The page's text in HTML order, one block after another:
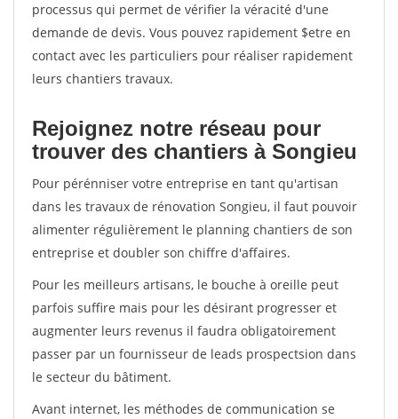
processus qui permet de vérifier la véracité d'une
demande de devis. Vous pouvez rapidement $etre en
contact avec les particuliers pour réaliser rapidement
leurs chantiers travaux.
Rejoignez notre réseau pour
trouver des chantiers à Songieu
Pour pérénniser votre entreprise en tant qu'artisan
dans les travaux de rénovation Songieu, il faut pouvoir
alimenter régulièrement le planning chantiers de son
entreprise et doubler son chiffre d'affaires.
Pour les meilleurs artisans, le bouche à oreille peut
parfois suffire mais pour les désirant progresser et
augmenter leurs revenus il faudra obligatoirement
passer par un fournisseur de leads prospectsion dans
le secteur du bâtiment.
Avant internet, les méthodes de communication se